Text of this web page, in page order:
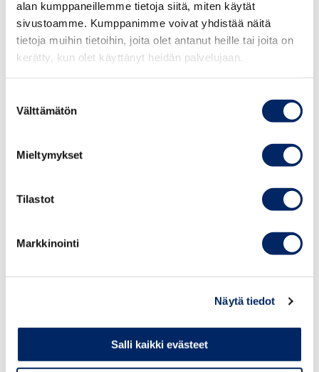
alan kumppaneillemme tietoja siitä, miten käytät
sivustoamme. Kumppanimme voivat yhdistää näitä
tietoja muihin tietoihin, joita olet antanut heille tai joita on
kerätty, kun olet käyttänyt heidän palvelujaan.
valinta
Välttämätön
Mieltymykset
Tilastot
Markkinointi
Näytä tiedot
Salli kaikki evästeet
on juuri nyt. Uudet avaukset, kuten EU–Intia-
kauppaneuvottelut, osoittavat selkeästi, että Intia haluaa
tiivistää yhteistyötä lännen kanssa”, sanoo
Keskuskauppakamarin julkaisemassa Intian
maakatsauksessa käydään monesta eri näkökulmasta läpi
katsauksen pääset lukemaan